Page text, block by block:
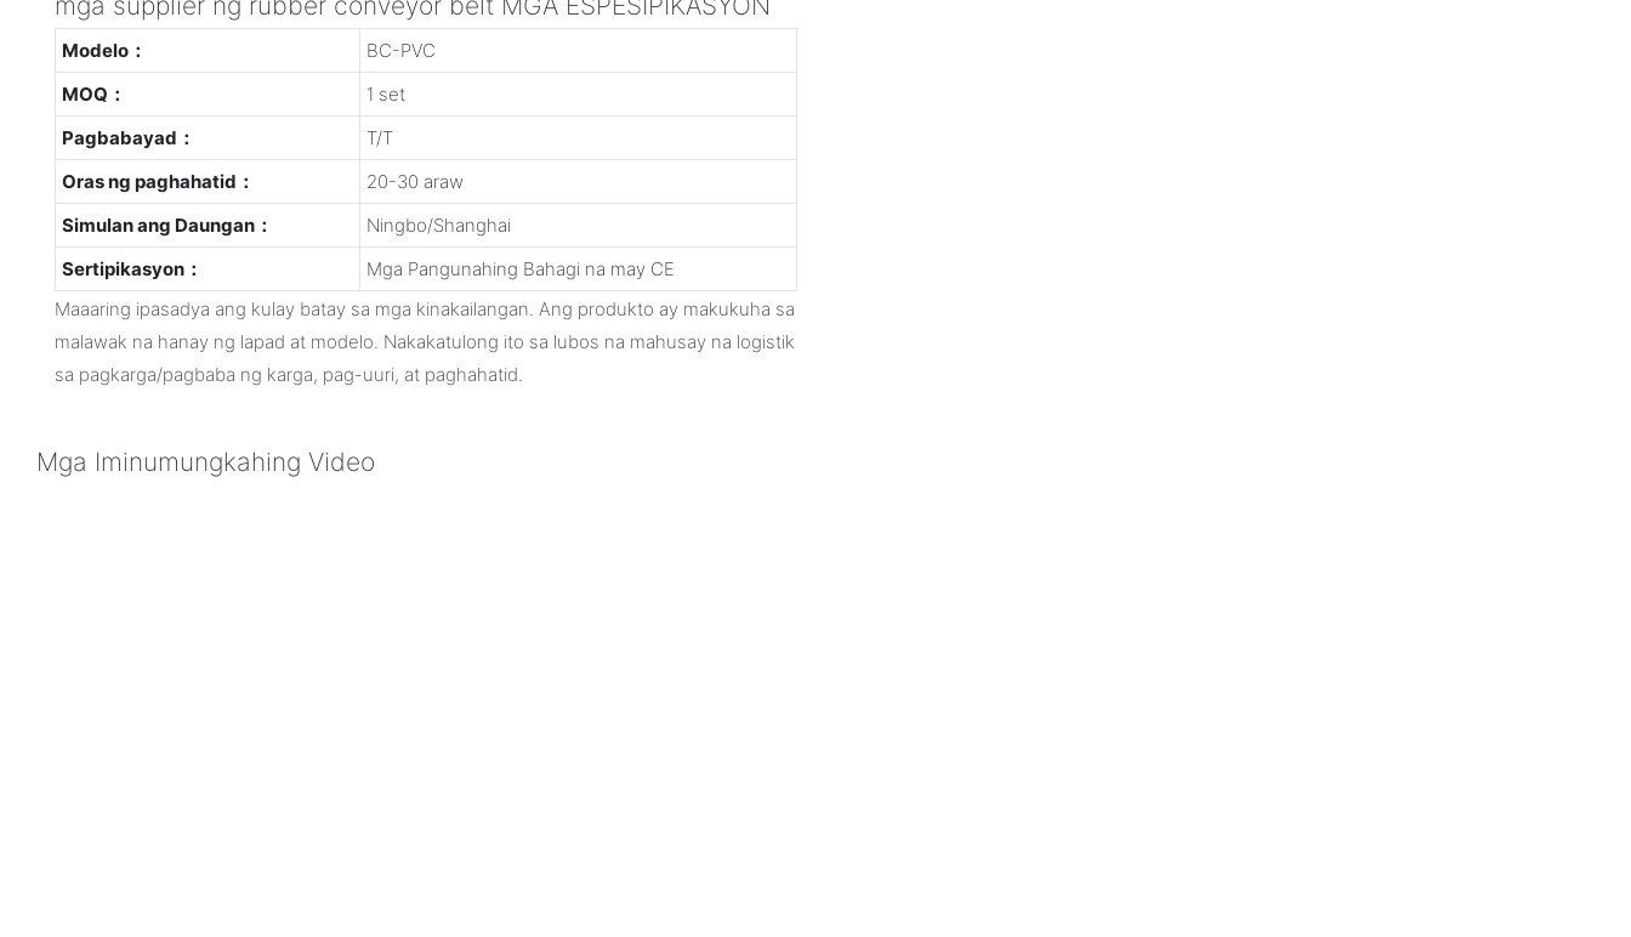
Modelo：
BC-PVC
MOQ：
1 set
Pagbabayad：
T/T
Oras ng paghahatid：
20-30 araw
Simulan ang Daungan：
Ningbo/Shanghai
Sertipikasyon：
Mga Pangunahing Bahagi na may CE
Maaaring ipasadya ang kulay batay sa mga kinakailangan. Ang produkto ay makukuha sa
malawak na hanay ng lapad at modelo. Nakakatulong ito sa lubos na mahusay na logistik
sa pagkarga/pagbaba ng karga, pag-uuri, at paghahatid.
Mga Iminumungkahing Video